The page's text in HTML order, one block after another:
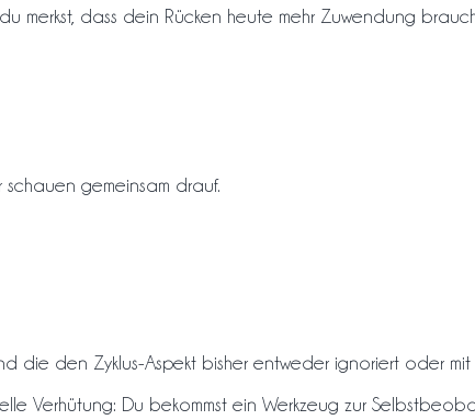
dass dein Rücken heute mehr Zuwendung
gemeinsam drauf.
die den Zyklus-Aspekt bisher entweder ignoriert oder
Verhütung: Du bekommst ein Werkzeug zur